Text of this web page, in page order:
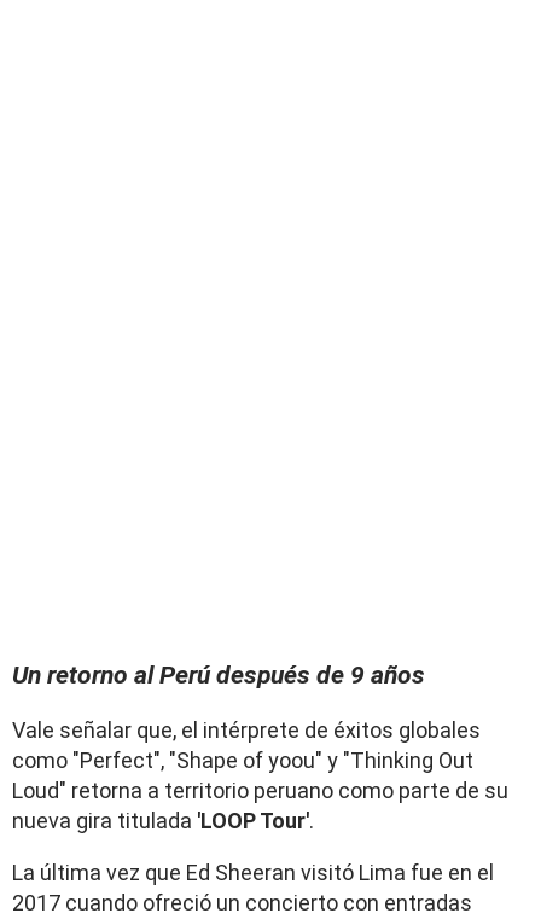
Un retorno al Perú después de 9 años
Vale señalar que, el intérprete de éxitos globales
como "Perfect", "Shape of yoou" y "Thinking Out
Loud" retorna a territorio peruano como parte de su
nueva gira titulada 'LOOP Tour'.
La última vez que Ed Sheeran visitó Lima fue en el
2017 cuando ofreció un concierto con entradas